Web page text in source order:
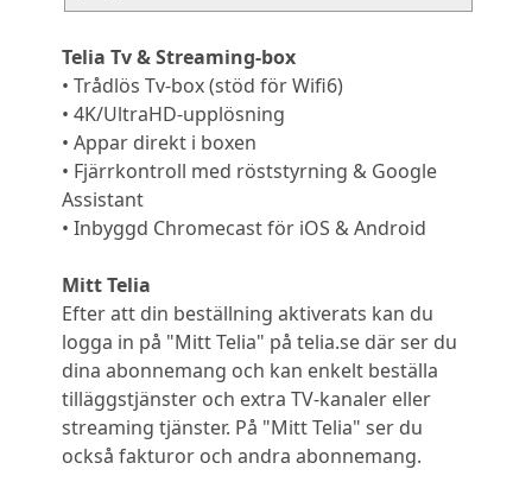
Telia Tv & Streaming-box
• Trådlös Tv-box (stöd för Wifi6)
• 4K/UltraHD-upplösning
• Appar direkt i boxen
• Fjärrkontroll med röststyrning & Google
Assistant
• Inbyggd Chromecast för iOS & Android
Mitt Telia
Efter att din beställning aktiverats kan du
logga in på "Mitt Telia" på telia.se där ser du
dina abonnemang och kan enkelt beställa
tilläggstjänster och extra TV-kanaler eller
streaming tjänster. På "Mitt Telia" ser du
också fakturor och andra abonnemang.